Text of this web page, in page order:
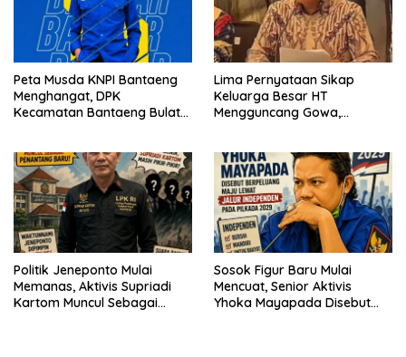
Peta Musda KNPI Bantaeng
Menghangat, DPK
Kecamatan Bantaeng Bulat
Lima Pernyataan Sikap
Keluarga Besar HT
Mengguncang Gowa,
Politik Jeneponto Mulai
Memanas, Aktivis Supriadi
Kartom Muncul Sebagai
Sosok Figur Baru Mulai
Mencuat, Senior Aktivis
Yhoka Mayapada Disebut